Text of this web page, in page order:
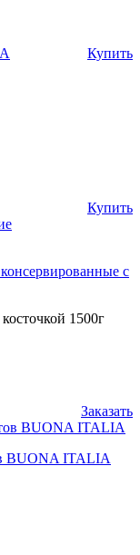
Купить
Купить
с
1500г
Заказать
BUONA ITALIA